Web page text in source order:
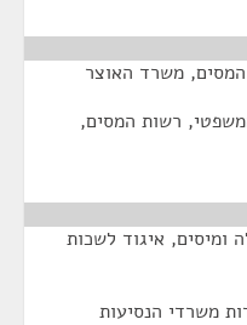
משרד האוצר
רשות המסים,
ומיסים, איגוד לשכות
משרדי הנסיעות